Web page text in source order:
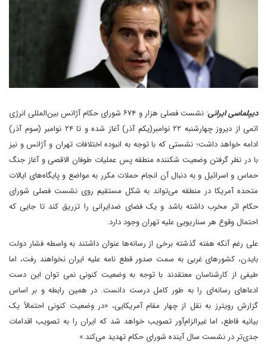
دیپلماسی ایرانی
: نشست فصلی هزار و ۶۷۴ شورای حکام آژانس بین‌المللی انرژی
اتمی از دیروز چهارشنبه ۲۲ نوامبر(یکم آذر) آغاز شده و تا ۲۴ نوامبر (سوم آذر)
ادامه خواهد داشت؛ نشستی که با توجه به انبوده اختلافات تهران و آژانس و نیز
با در نظر گرفتن وضعیت شکننده منطقه پس عملیات طوفان الاقصی و آغاز جنگ
حماس و اسرائیل و به دنبال آن انجام حملات مکرر به مواضع و پایگاه‌های ایالات
متحده آمریکا در منطقه می‌تواند به شکل مستقیم روی نشست فصلی شورای
حکام اثر مخرب داشته باشد و یک فضای ضدایرانی را تزریق کند تا جایی که
احتمال وقوع هر سناریویی علیه تهران وجود دارد.
علی رغم آنکه هفته گذشته برخی از رسانه‌ها عنوان داشتند به واسطه فشار دولت
بایدن، کشورهای غربی به سمت صدور قطع نامه علیه ایران نخواهند رفت، اما
طیفی از کارشناسان معتقدند با توجه به وضعیت کنونی ‌نمی توان این دست
ادعاهای رسانه‌ای را به طور کامل درست دانست. در همین رابطه و بر اساس
گزارش رویترز به نقل از چهار مقام آمریکایی، «در وضعیت کنونی احتمالاً یک
بیانیه قاطع، اما غیرالزام‌آور تصویب خواهد شد که ایران را به تصویب اقدامات
جدی‌تر در نشست سال آینده شورای حکام تهدید می‌کند.»